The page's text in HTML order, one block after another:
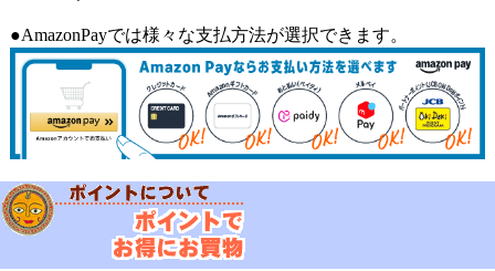
●AmazonPayでは様々な支払方法が選択できます。